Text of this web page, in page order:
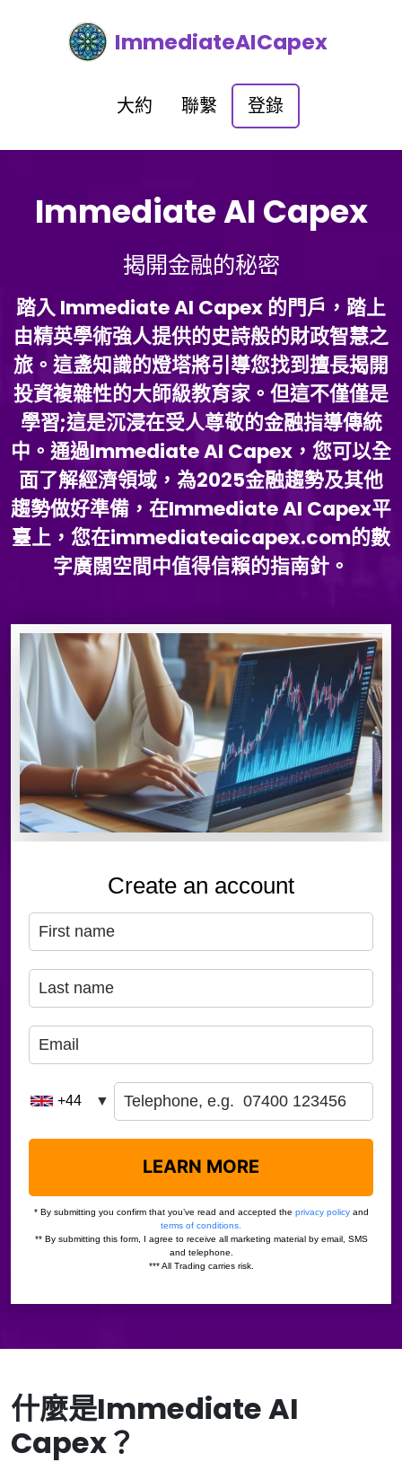
ImmediateAICapex
大約 聯繫 登錄
Immediate AI Capex
揭開金融的秘密
踏入 Immediate AI Capex 的門戶，踏上
由精英學術強人提供的史詩般的財政智慧之
旅。這盞知識的燈塔將引導您找到擅長揭開
投資複雜性的大師級教育家。但這不僅僅是
學習;這是沉浸在受人尊敬的金融指導傳統
中。通過Immediate AI Capex，您可以全
面了解經濟領域，為2025金融趨勢及其他
趨勢做好準備，在Immediate AI Capex平
臺上，您在immediateaicapex.com的數
字廣闊空間中值得信賴的指南針。
什麼是Immediate AI
Capex？